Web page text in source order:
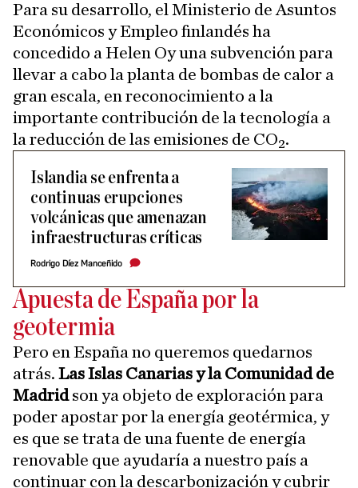
Para su desarrollo, el Ministerio de Asuntos
Económicos y Empleo finlandés ha
concedido a Helen Oy una subvención para
llevar a cabo la planta de bombas de calor a
gran escala, en reconocimiento a la
importante contribución de la tecnología a
la reducción de las emisiones de CO₂.
Islandia se enfrenta a
continuas erupciones
volcánicas que amenazan
infraestructuras críticas
Rodrigo Díez Manceñido
Apuesta de España por la
geotermia
Pero en España no queremos quedarnos
atrás. Las Islas Canarias y la Comunidad de
Madridson ya objeto de exploración para
poder apostar por la energía geotérmica, y
es que se trata de una fuente de energía
renovable que ayudaría a nuestro país a
continuar con la descarbonización y cubrir